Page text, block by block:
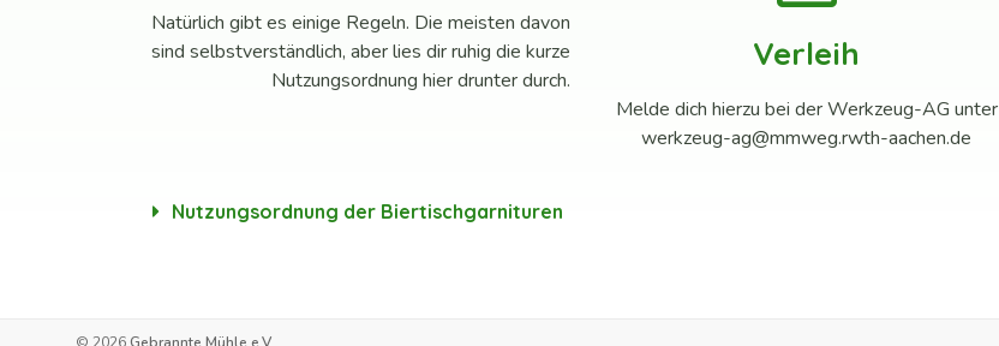
Natürlich gibt es einige Regeln. Die meisten davon
sind selbstverständlich, aber lies dir ruhig die kurze
Nutzungsordnung hier drunter durch.
Verleih
Melde dich hierzu bei der Werkzeug-AG unter
werkzeug-ag@mmweg.rwth-aachen.de
Nutzungsordnung der Biertischgarnituren